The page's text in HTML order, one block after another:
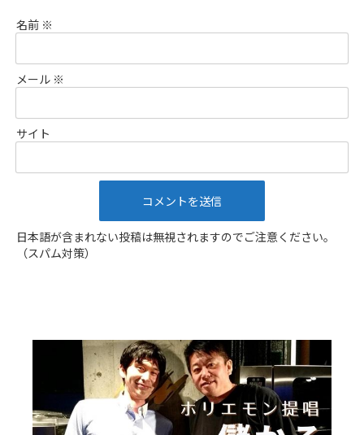
名前 ※
メール ※
サイト
日本語が含まれない投稿は無視されますのでご注意ください。
（スパム対策）